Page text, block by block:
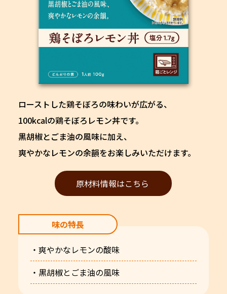
ローストした鶏そぼろの味わいが広がる、
100kcalの鶏そぼろレモン丼です。
黒胡椒とごま油の風味に加え、
爽やかなレモンの余韻をお楽しみいただけます。
原材料情報はこちら
味の特長
・爽やかなレモンの酸味
・黒胡椒とごま油の風味